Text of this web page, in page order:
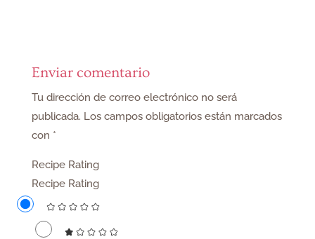
Enviar comentario
Tu dirección de correo electrónico no será
publicada. Los campos obligatorios están marcados
con *
Recipe Rating
Recipe Rating